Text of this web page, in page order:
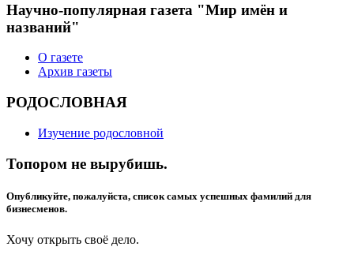
Научно-популярная газета "Мир имён и
названий"
О газете
Архив газеты
РОДОСЛОВНАЯ
Изучение родословной
Топором не вырубишь.
Опубликуйте, пожалуйста, список самых успешных фамилий для
бизнесменов.
Хочу открыть своё дело.